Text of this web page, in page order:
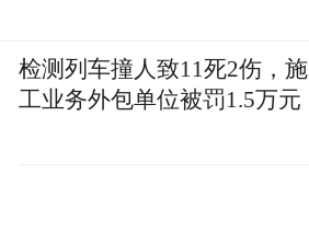
检测列车撞人致11死2伤，施
工业务外包单位被罚1.5万元